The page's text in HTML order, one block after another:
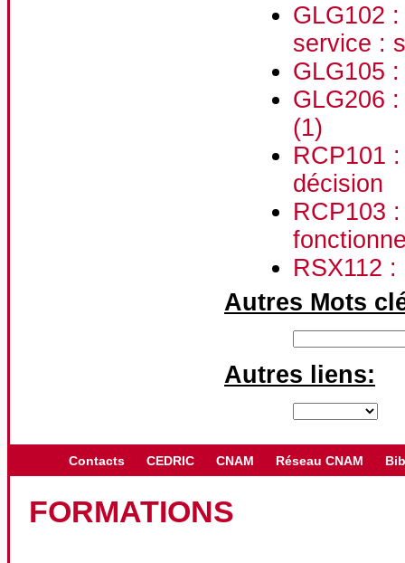
GLG102
service :
GLG105
GLG206
(1)
RCP101
décision
RCP103
RSX112
Autres Mots
Autres liens:
Contacts CEDRIC CNAM Réseau CNAM
FORMATIONS